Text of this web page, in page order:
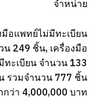
จำหน่าย
มือแพทย์ไม่มีทะเบียน
249 ชิ้น, เครื่องมือ
ะเบียน จำนวน 133
รวมจำนวน 777 ชิ้น
ว่า 4,000,000 บาท